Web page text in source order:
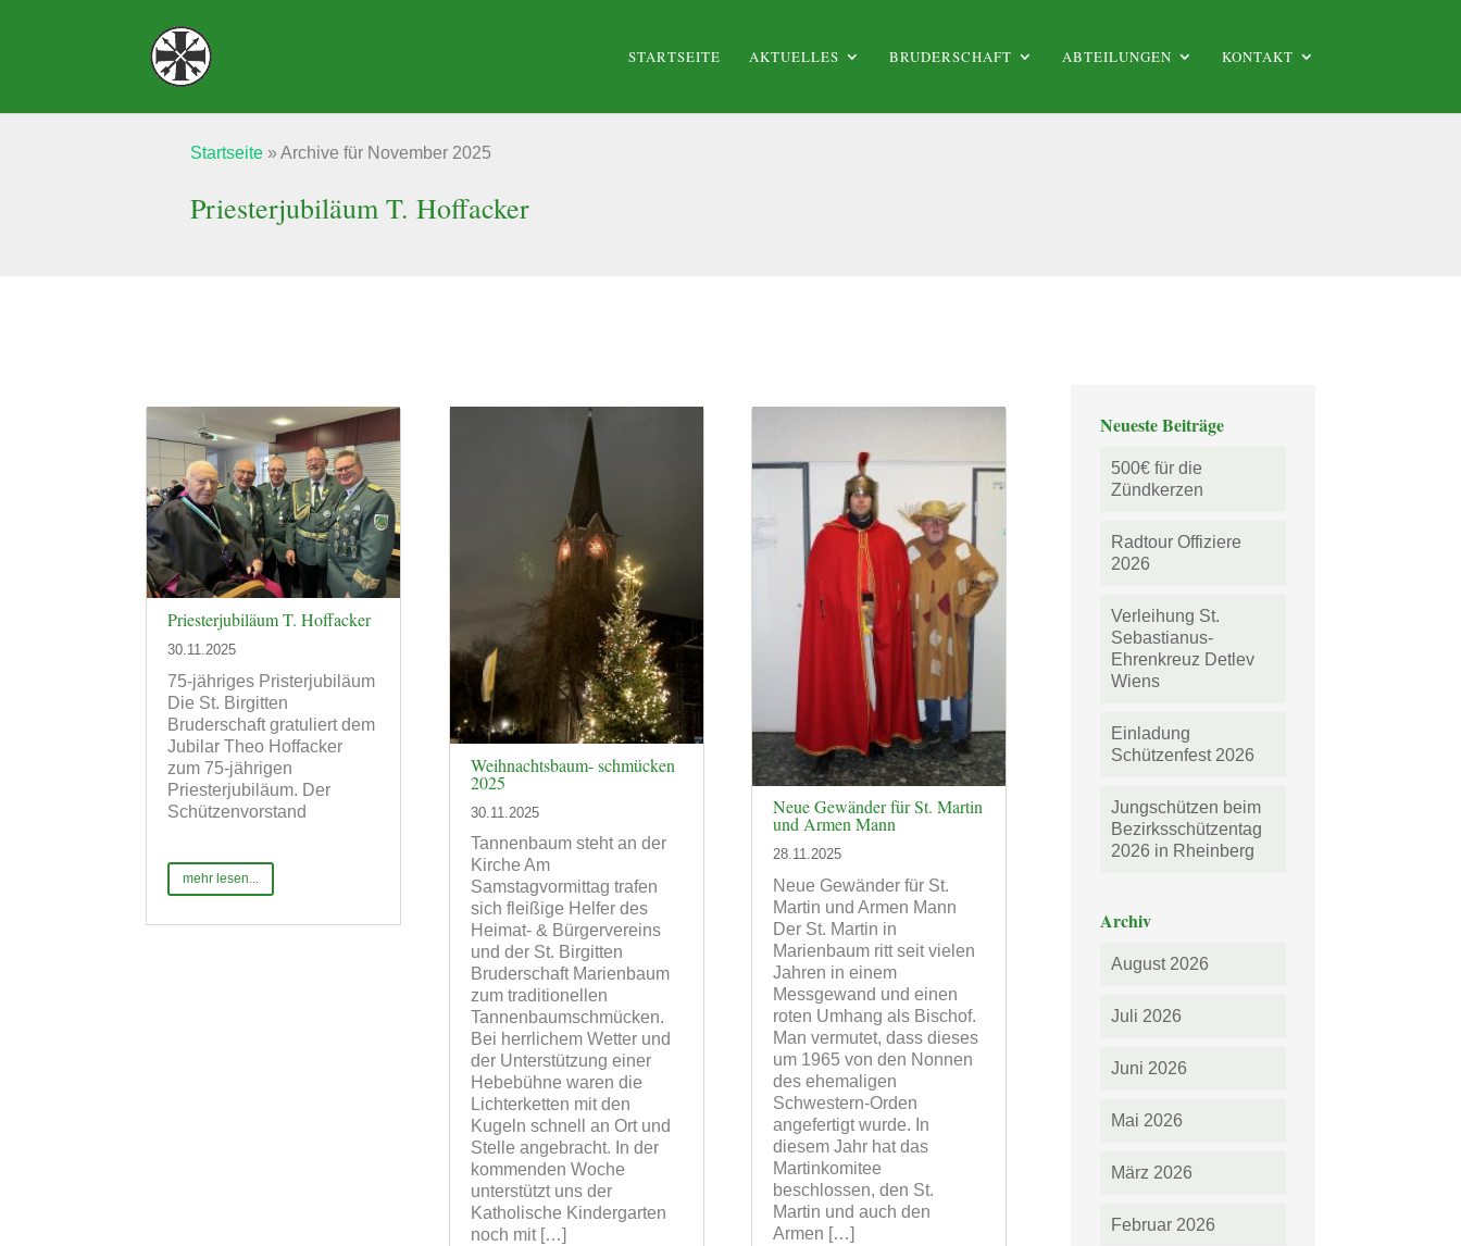
STARTSEITE AKTUELLES BRUDERSCHAFT ABTEILUNGEN KONTAKT
Startseite»Archive für November 2025
Priesterjubiläum T. Hoffacker
Priesterjubiläum T. Hoffacker
30.11.2025
75-jähriges Pristerjubiläum
Die St. Birgitten
Bruderschaft gratuliert dem
Jubilar Theo Hoffacker
zum 75-jährigen
Priesterjubiläum. Der
Schützenvorstand
mehr lesen...
Weihnachtsbaum- schmücken
2025
30.11.2025
Tannenbaum steht an der
Kirche Am
Samstagvormittag trafen
sich fleißige Helfer des
Heimat- & Bürgervereins
und der St. Birgitten
Bruderschaft Marienbaum
zum traditionellen
Tannenbaumschmücken.
Bei herrlichem Wetter und
der Unterstützung einer
Hebebühne waren die
Lichterketten mit den
Kugeln schnell an Ort und
Stelle angebracht. In der
kommenden Woche
unterstützt uns der
Katholische Kindergarten
noch mit […]
Neue Gewänder für St. Martin
und Armen Mann
28.11.2025
Neue Gewänder für St.
Martin und Armen Mann
Der St. Martin in
Marienbaum ritt seit vielen
Jahren in einem
Messgewand und einen
roten Umhang als Bischof.
Man vermutet, dass dieses
um 1965 von den Nonnen
des ehemaligen
Schwestern-Orden
angefertigt wurde. In
diesem Jahr hat das
Martinkomitee
beschlossen, den St.
Martin und auch den
Armen […]
Neueste Beiträge
500€ für die
Zündkerzen
Radtour Offiziere
2026
Verleihung St.
Sebastianus-
Ehrenkreuz Detlev
Wiens
Einladung
Schützenfest 2026
Jungschützen beim
Bezirksschützentag
2026 in Rheinberg
Archiv
August 2026
Juli 2026
Juni 2026
Mai 2026
März 2026
Februar 2026